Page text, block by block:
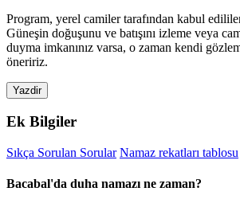
Program, yerel camiler tarafından kabul
Güneşin doğuşunu ve batışını izleme veya
duyma imkanınız varsa, o zaman kendi
öneririz.
Yazdir
Ek Bilgiler
Sıkça Sorulan Sorular Namaz rekatları tablosu
Bacabal'da duha namazı ne zaman?